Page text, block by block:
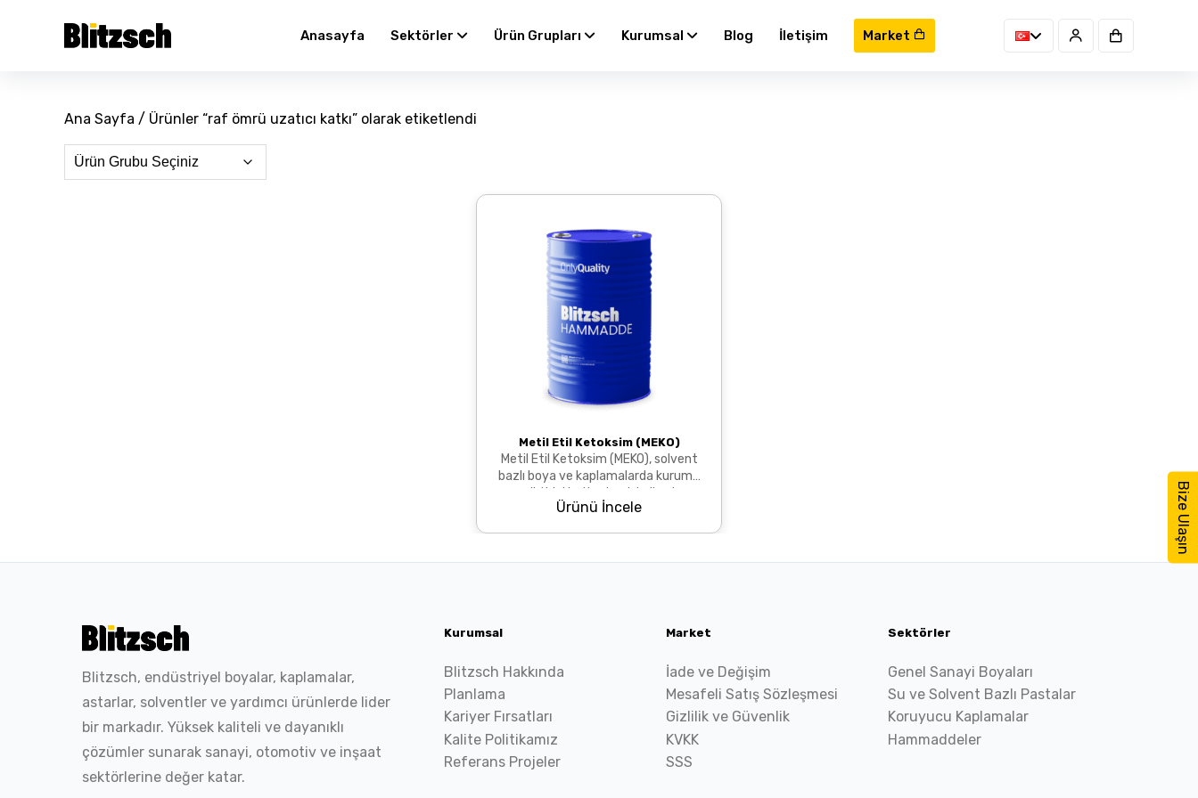
Anasayfa Sektörler Ürün Grupları Kurumsal Blog İletişim Market
Ana Sayfa / Ürünler “raf ömrü uzatıcı katkı” olarak etiketlendi
Metil Etil Ketoksim (MEKO)
Metil Etil Ketoksim (MEKO), solvent
bazlı boya ve kaplamalarda kuruma
geciktirici katkı olarak kullanılan
renksiz sıvıdı...
Ürünü İncele Bize Ulaşın
Blitzsch, endüstriyel boyalar, kaplamalar,
astarlar, solventler ve yardımcı ürünlerde lider
bir markadır. Yüksek kaliteli ve dayanıklı
çözümler sunarak sanayi, otomotiv ve inşaat
sektörlerine değer katar.
Kurumsal
Blitzsch Hakkında
Planlama
Kariyer Fırsatları
Kalite Politikamız
Referans Projeler
Market
İade ve Değişim
Mesafeli Satış Sözleşmesi
Gizlilik ve Güvenlik
KVKK
SSS
Sektörler
Genel Sanayi Boyaları
Su ve Solvent Bazlı Pastalar
Koruyucu Kaplamalar
Hammaddeler